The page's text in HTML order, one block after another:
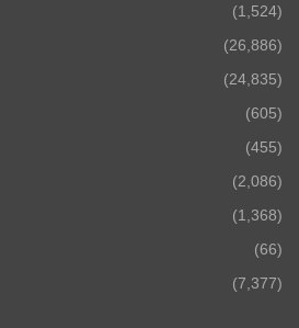
(1,524)
(26,886)
(24,835)
(605)
(455)
(2,086)
(1,368)
(66)
(7,377)